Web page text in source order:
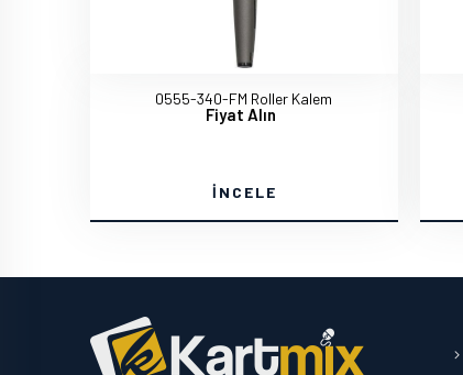
0555-340-FM Roller Kalem
Fiyat Alın
İNCELE